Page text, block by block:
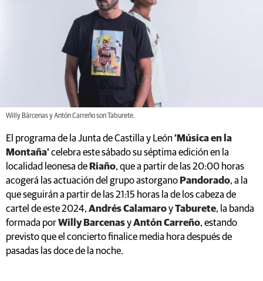
Willy Bárcenas y Antón Carreño son Taburete.
El programa de la Junta de Castilla y León ‘Música en la
Montaña’celebra este sábado su séptima edición en la
localidad leonesa de Riaño, que a partir de las 20:00 horas
acogerá las actuación del grupo astorgano Pandorado, a la
que seguirán a partir de las 21:15 horas la de los cabeza de
cartel de este 2024, Andrés CalamaroyTaburete, la banda
formada porWilly BarcenasyAntón Carreño, estando
previsto que el concierto finalice media hora después de
pasadas las doce de la noche.